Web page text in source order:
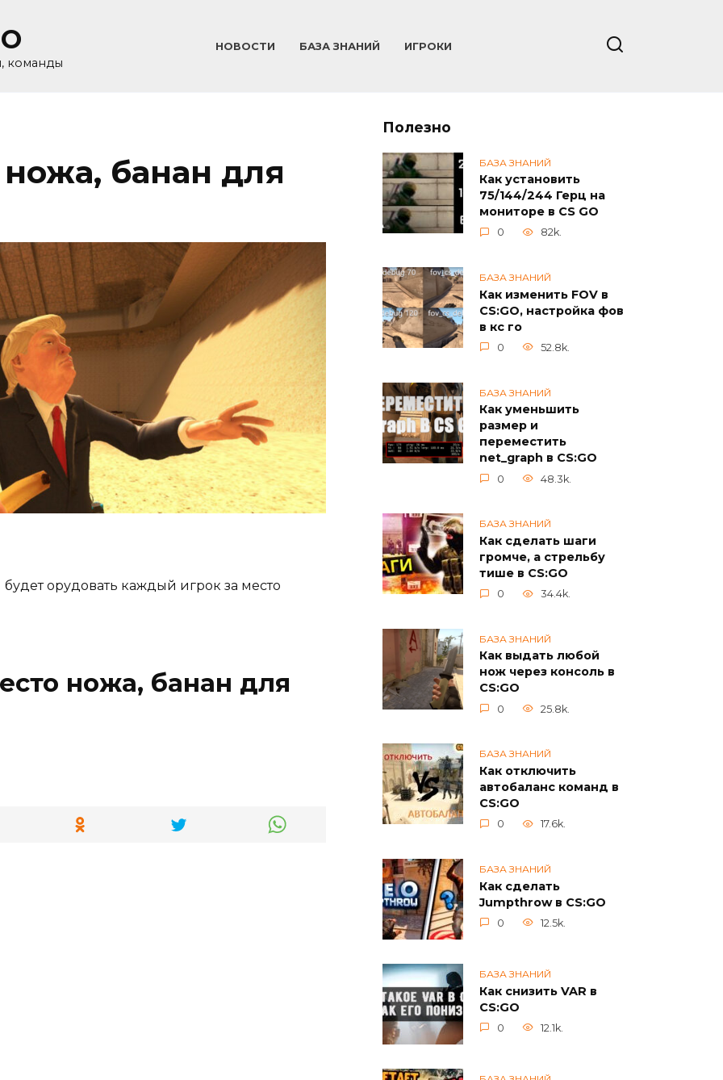
команды
НОВОСТИ БАЗА ЗНАНИЙ ИГРОКИ
банан для
орудовать каждый игрок за место
ножа, банан для
Полезно
БАЗА ЗНАНИЙ
Как установить
75/144/244 Герц на
мониторе в CS GO
0 82k.
БАЗА ЗНАНИЙ
Как изменить FOV в
CS:GO, настройка фов
в кс го
0 52.8k.
БАЗА ЗНАНИЙ
Как уменьшить
размер и
переместить
net_graph в CS:GO
0 48.3k.
БАЗА ЗНАНИЙ
Как сделать шаги
громче, а стрельбу
тише в CS:GO
0 34.4k.
БАЗА ЗНАНИЙ
Как выдать любой
нож через консоль в
CS:GO
0 25.8k.
БАЗА ЗНАНИЙ
Как отключить
автобаланс команд в
CS:GO
0 17.6k.
БАЗА ЗНАНИЙ
Как сделать
Jumpthrow в CS:GO
0 12.5k.
БАЗА ЗНАНИЙ
Как снизить VAR в
CS:GO
0 12.1k.